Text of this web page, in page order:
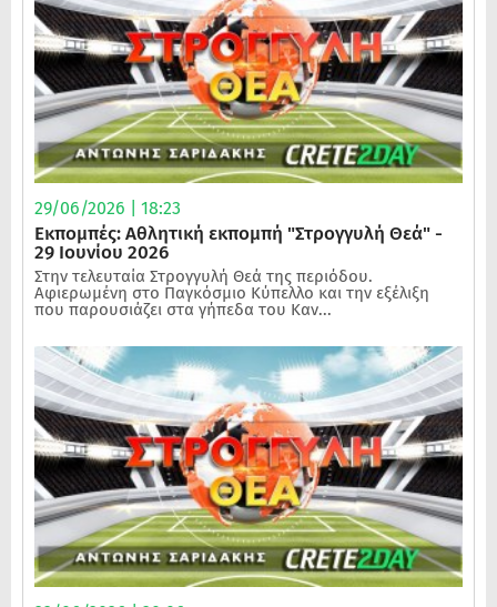
29/06/2026 | 18:23
Εκπομπές: Αθλητική εκπομπή "Στρογγυλή Θεά" -
29 Ιουνίου 2026
Στην τελευταία Στρογγυλή Θεά της περιόδου.
Αφιερωμένη στο Παγκόσμιο Κύπελλο και την εξέλιξη
που παρουσιάζει στα γήπεδα του Καν...